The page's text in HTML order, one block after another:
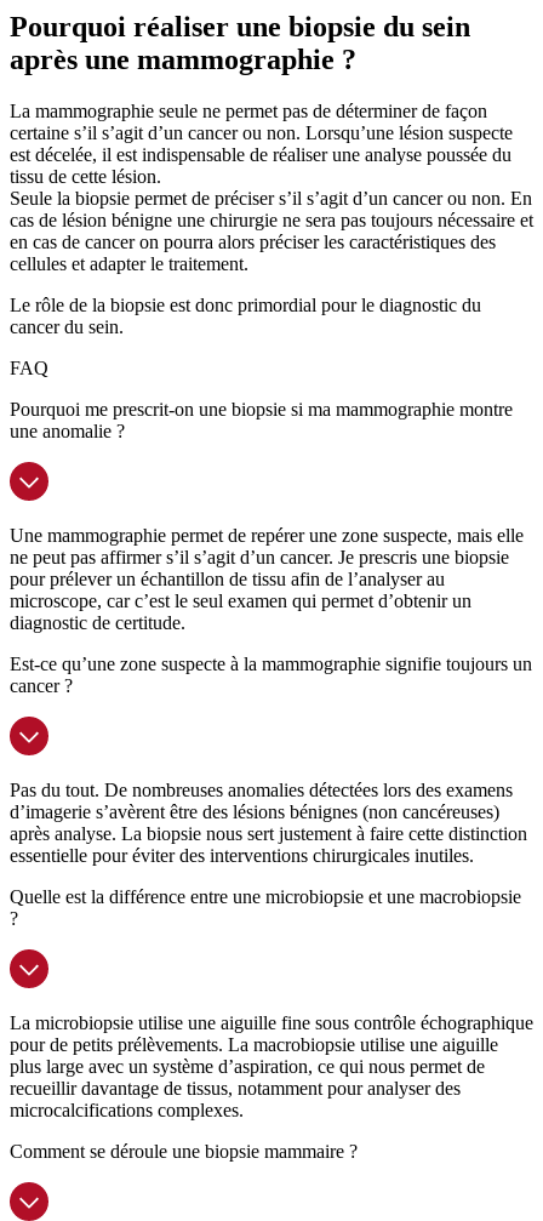
Pourquoi réaliser une biopsie du sein
après une mammographie ?
La mammographie seule ne permet pas de déterminer de façon
certaine s’il s’agit d’un cancer ou non. Lorsqu’une lésion suspecte
est décelée, il est indispensable de réaliser une analyse poussée du
tissu de cette lésion.
Seule la biopsie permet de préciser s’il s’agit d’un cancer ou non. En
cas de lésion bénigne une chirurgie ne sera pas toujours nécessaire et
en cas de cancer on pourra alors préciser les caractéristiques des
cellules et adapter le traitement.
Le rôle de la biopsie est donc primordial pour le diagnostic du
cancer du sein.
FAQ
Pourquoi me prescrit-on une biopsie si ma mammographie montre
une anomalie ?
Une mammographie permet de repérer une zone suspecte, mais elle
ne peut pas affirmer s’il s’agit d’un cancer. Je prescris une biopsie
pour prélever un échantillon de tissu afin de l’analyser au
microscope, car c’est le seul examen qui permet d’obtenir un
diagnostic de certitude.
Est-ce qu’une zone suspecte à la mammographie signifie toujours un
cancer ?
Pas du tout. De nombreuses anomalies détectées lors des examens
d’imagerie s’avèrent être des lésions bénignes (non cancéreuses)
après analyse. La biopsie nous sert justement à faire cette distinction
essentielle pour éviter des interventions chirurgicales inutiles.
Quelle est la différence entre une microbiopsie et une macrobiopsie
?
La microbiopsie utilise une aiguille fine sous contrôle échographique
pour de petits prélèvements. La macrobiopsie utilise une aiguille
plus large avec un système d’aspiration, ce qui nous permet de
recueillir davantage de tissus, notamment pour analyser des
microcalcifications complexes.
Comment se déroule une biopsie mammaire ?